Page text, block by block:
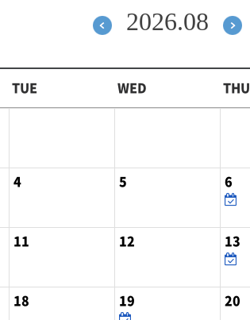
2026.08
TUE WED THU
4 5 6
11 12 13
18 19 20